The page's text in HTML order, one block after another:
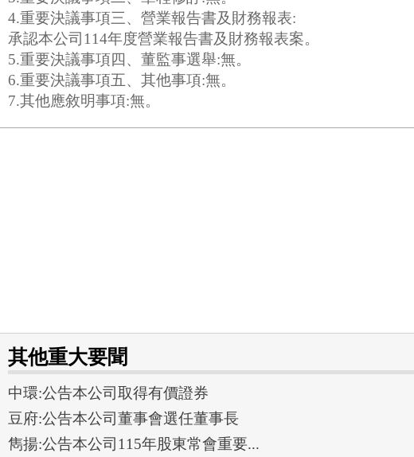
4.重要決議事項三、營業報告書及財務報表:
承認本公司114年度營業報告書及財務報表案。
5.重要決議事項四、董監事選舉:無。
6.重要決議事項五、其他事項:無。
7.其他應敘明事項:無。
其他重大要聞
中環:公告本公司取得有價證券
豆府:公告本公司董事會選任董事長
雋揚:公告本公司115年股東常會重要...